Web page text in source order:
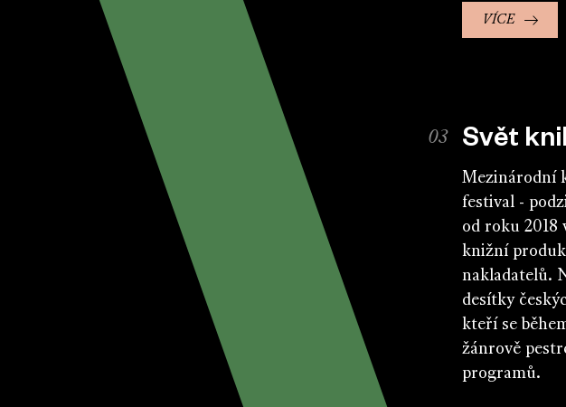
VÍCE
Svět
Mezinárodní
festival -
od roku 2018
knižní
nakladatelů.
desítky
kteří se
žánrově
programů.